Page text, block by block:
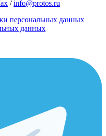
/info@protos.ru
персональных данных
данных